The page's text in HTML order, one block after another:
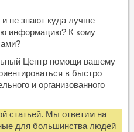
не знают куда лучше
информацию? К кому
Центр помощи вашему
в быстро
и организованного
статьей. Мы ответим на
для большинства людей